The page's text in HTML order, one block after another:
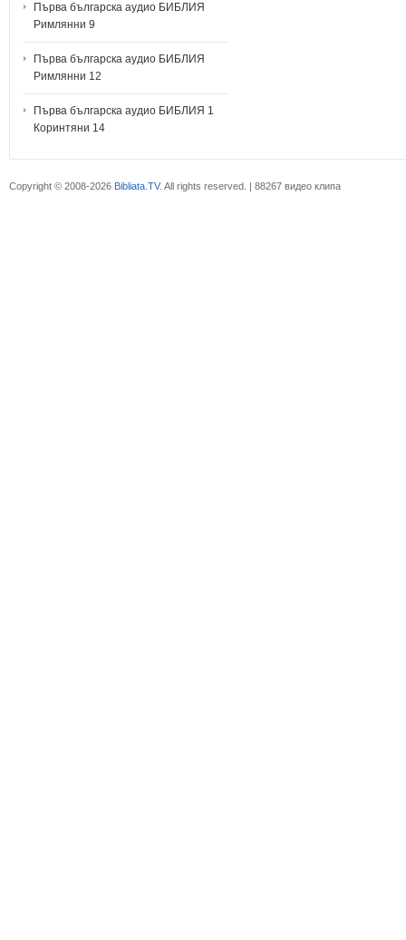
Първа българска аудио БИБЛИЯ
Римлянни 9
Първа българска аудио БИБЛИЯ
Римлянни 12
Първа българска аудио БИБЛИЯ 1
Коринтяни 14
Copyright © 2008-2026 Bibliata.TV. All rights reserved. | 88267 видео клипа